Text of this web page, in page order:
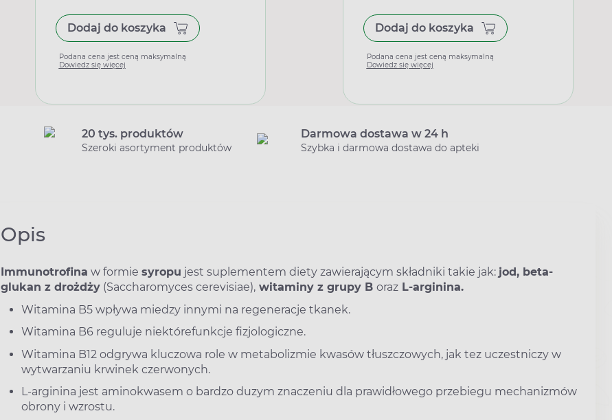
Dodaj do koszyka
Podana cena jest ceną maksymalną
Dowiedz się więcej
Dodaj do koszyka
Podana cena jest ceną maksymalną
Dowiedz się więcej
20 tys. produktów
Szeroki asortyment produktów
Darmowa dostawa w 24 h
Szybka i darmowa dostawa do apteki
Opis
Immunotrofina w formie syropu jest suplementem diety zawierającym składniki takie jak: jod, beta-
glukan z drożdży (Saccharomyces cerevisiae), witaminy z grupy B oraz L-arginina.
Witamina B5 wpływa miedzy innymi na regeneracje tkanek.
Witamina B6 reguluje niektórefunkcje fizjologiczne.
Witamina B12 odgrywa kluczowa role w metabolizmie kwasów tłuszczowych, jak tez uczestniczy w
wytwarzaniu krwinek czerwonych.
L-arginina jest aminokwasem o bardzo duzym znaczeniu dla prawidłowego przebiegu mechanizmów
obrony i wzrostu.